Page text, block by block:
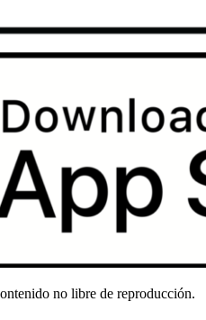
no libre de reproducción.